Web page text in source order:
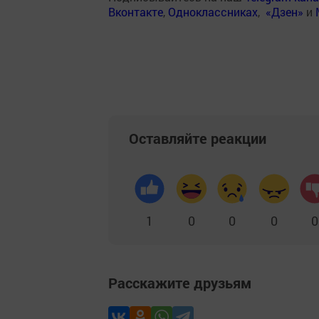
Вконтакте, Одноклассниках, «Дзен» и
Оставляйте реакции
1 0 0 0 0
Расскажите друзьям